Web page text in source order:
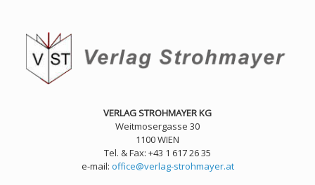
springen
VERLAG STROHMAYER KG
Weitmosergasse 30
1100 WIEN
Tel. & Fax: +43 1 617 26 35
e-mail: office@verlag-strohmayer.at